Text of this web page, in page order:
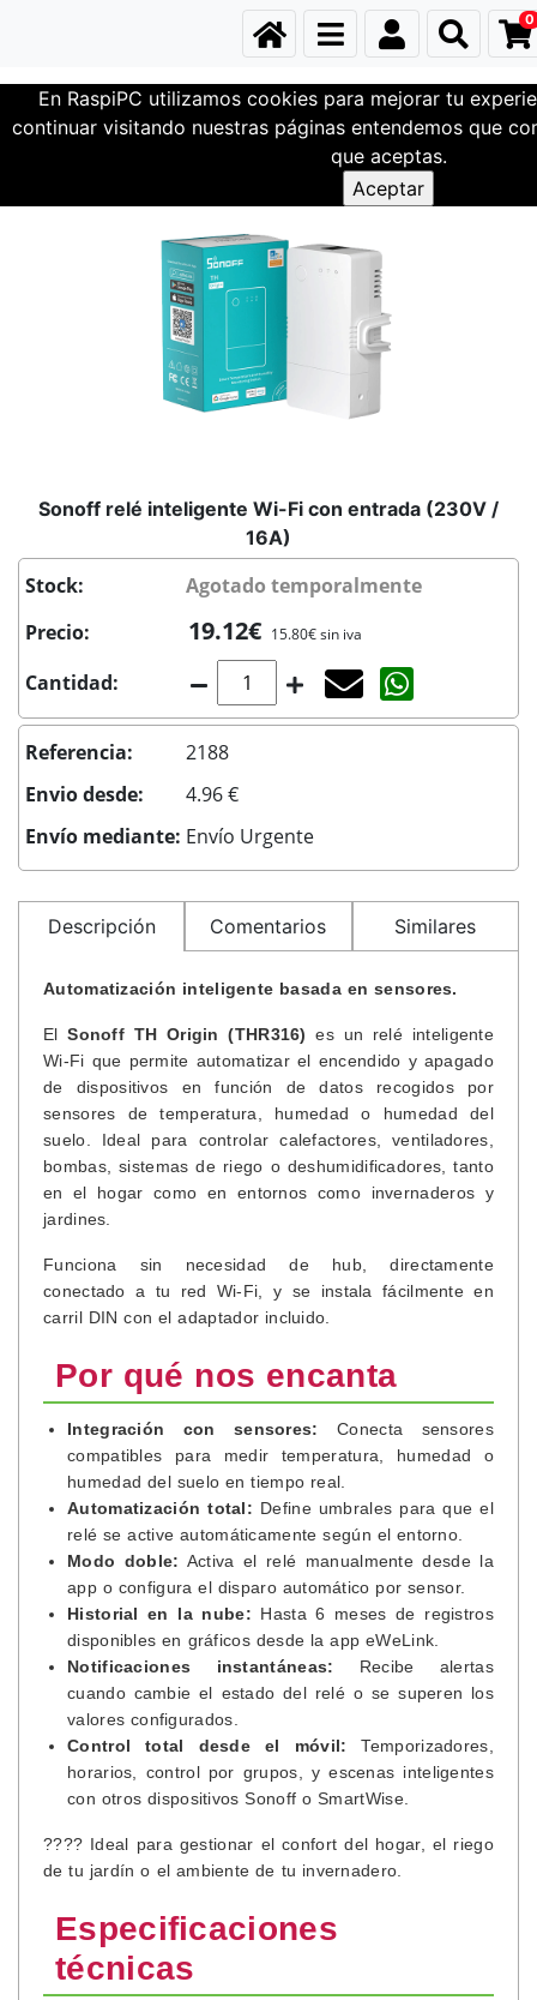
En RaspiPC utilizamos cookies para mejorar tu
continuar visitando nuestras páginas entendemos que
que aceptas.
0
Domótica
Sonoff relé inteligente Wi-Fi con entrada (230V /
16A)
Stock:
Agotado temporalmente
Precio:
19.12€ 15.80€ sin iva
Cantidad: AgotadoCompartir
Referencia:
2188
Envio desde:
4.96 €
Envío mediante: Envío Urgente
Descripción Comentarios Similares
Automatización inteligente basada en sensores.
ElSonoff TH Origin (THR316) es un relé inteligente
Wi-Fi que permite automatizar el encendido y apagado
de dispositivos en función de datos recogidos por
sensores de temperatura, humedad o humedad del
suelo. Ideal para controlar calefactores, ventiladores,
bombas, sistemas de riego o deshumidificadores, tanto
en el hogar como en entornos como invernaderos y
jardines.
Funciona sin necesidad de hub, directamente
conectado a tu red Wi-Fi, y se instala fácilmente en
carril DIN con el adaptador incluido.
Por qué nos encanta
Integración con sensores:
Conecta sensores
compatibles para medir temperatura, humedad o
humedad del suelo en tiempo real.
Automatización total: Define umbrales para que el
relé se active automáticamente según el entorno.
Modo doble: Activa el relé manualmente desde la
app o configura el disparo automático por sensor.
Historial en la nube: Hasta 6 meses de registros
disponibles en gráficos desde la app eWeLink.
Notificaciones instantáneas: Recibe alertas
cuando cambie el estado del relé o se superen los
valores configurados.
Control total desde el móvil: Temporizadores,
horarios, control por grupos, y escenas inteligentes
con otros dispositivos Sonoff o SmartWise.
???? Ideal para gestionar el confort del hogar, el riego
de tu jardín o el ambiente de tu invernadero.
Especificaciones
técnicas